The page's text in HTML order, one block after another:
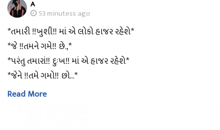
A
53 minutess ago
*તમારી ‼ખુશી‼ માં એ લોકો હાજર રહેશે*
*જે ‼તમને ગમે‼ છે.,*
*પરંતુ તમારાં‼ દુઃખ‼ માં એ હાજર રહેશે*
*જેને ‼તમે ગમો‼ છો...*
Read More